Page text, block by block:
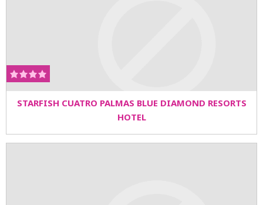
STARFISH CUATRO PALMAS BLUE DIAMOND RESORTS
HOTEL